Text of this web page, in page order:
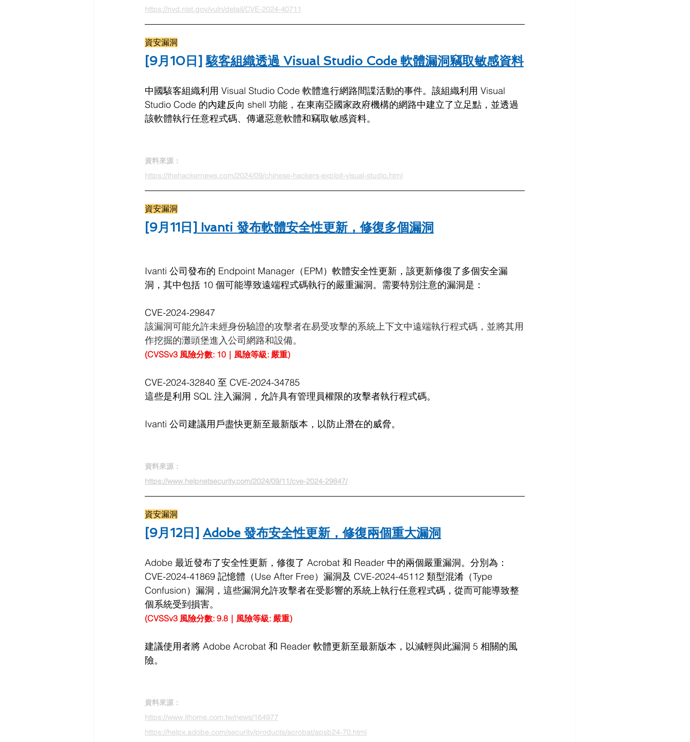
https://nvd.nist.gov/vuln/detail/CVE-2024-40711
資安漏洞
[9月10日] 駭客組織透過 Visual Studio Code 軟體漏洞竊取敏感資料
中國駭客組織利用 Visual Studio Code 軟體進行網路間諜活動的事件。該組織利用 Visual
Studio Code 的內建反向 shell 功能，在東南亞國家政府機構的網路中建立了立足點，並透過
該軟體執行任意程式碼、傳遞惡意軟體和竊取敏感資料。
資料來源：
https://thehackernews.com/2024/09/chinese-hackers-exploit-visual-studio.html
資安漏洞
[9月11日] Ivanti 發布軟體安全性更新，修復多個漏洞
Ivanti 公司發布的 Endpoint Manager（EPM）軟體安全性更新，該更新修復了多個安全漏
洞，其中包括 10 個可能導致遠端程式碼執行的嚴重漏洞。需要特別注意的漏洞是：
CVE-2024-29847
該漏洞可能允許未經身份驗證的攻擊者在易受攻擊的系統上下文中遠端執行程式碼，並將其用
作挖掘的灘頭堡進入公司網路和設備。
(CVSSv3 風險分數: 10｜風險等級: 嚴重)
CVE-2024-32840 至 CVE-2024-34785
這些是利用 SQL 注入漏洞，允許具有管理員權限的攻擊者執行程式碼。
Ivanti 公司建議用戶盡快更新至最新版本，以防止潛在的威脅。
資料來源：
https://www.helpnetsecurity.com/2024/09/11/cve-2024-29847/
資安漏洞
[9月12日] Adobe 發布安全性更新，修復兩個重大漏洞
Adobe 最近發布了安全性更新，修復了 Acrobat 和 Reader 中的兩個嚴重漏洞。分別為：
CVE-2024-41869 記憶體（Use After Free）漏洞及 CVE-2024-45112 類型混淆（Type
Confusion）漏洞，這些漏洞允許攻擊者在受影響的系統上執行任意程式碼，從而可能導致整
個系統受到損害。
(CVSSv3 風險分數: 9.8｜風險等級: 嚴重)
建議使用者將 Adob​​e Acrobat 和 Reader 軟體更新至最新版本，以減輕與此漏洞 5 相關的風
險。
資料來源：
https://www.ithome.com.tw/news/164977
https://helpx.adobe.com/security/products/acrobat/apsb24-70.html